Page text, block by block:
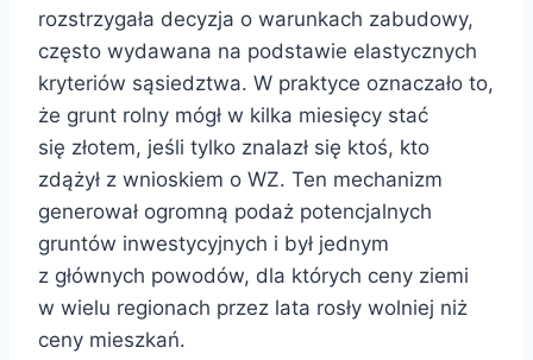
rozstrzygała decyzja o warunkach zabudowy,
często wydawana na podstawie elastycznych
kryteriów sąsiedztwa. W praktyce oznaczało to,
że grunt rolny mógł w kilka miesięcy stać
się złotem, jeśli tylko znalazł się ktoś, kto
zdążył z wnioskiem o WZ. Ten mechanizm
generował ogromną podaż potencjalnych
gruntów inwestycyjnych i był jednym
z głównych powodów, dla których ceny ziemi
w wielu regionach przez lata rosły wolniej niż
ceny mieszkań.